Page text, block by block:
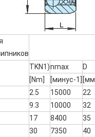
TKN1)nmax D
[Nm] [минус-1] [мм]
2.5 15000 22
9.3 10000 32
17 8400 35
30 7350 40